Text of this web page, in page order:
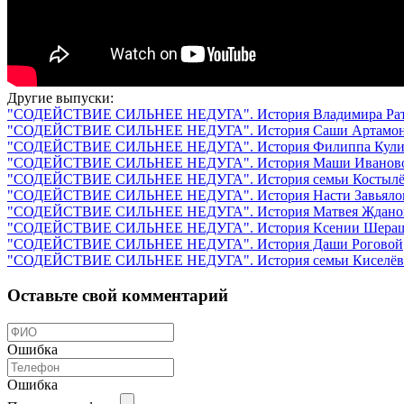
Другие выпуски:
"СОДЕЙСТВИЕ СИЛЬНЕЕ НЕДУГА". История Владимира
"СОДЕЙСТВИЕ СИЛЬНЕЕ НЕДУГА". История Саши
"СОДЕЙСТВИЕ СИЛЬНЕЕ НЕДУГА". История Филиппа
"СОДЕЙСТВИЕ СИЛЬНЕЕ НЕДУГА". История Маши
"СОДЕЙСТВИЕ СИЛЬНЕЕ НЕДУГА". История семьи
"СОДЕЙСТВИЕ СИЛЬНЕЕ НЕДУГА". История Насти
"СОДЕЙСТВИЕ СИЛЬНЕЕ НЕДУГА". История Матвея
"СОДЕЙСТВИЕ СИЛЬНЕЕ НЕДУГА". История Ксении
"СОДЕЙСТВИЕ СИЛЬНЕЕ НЕДУГА". История Даши Роговой
"СОДЕЙСТВИЕ СИЛЬНЕЕ НЕДУГА". История семьи
Оставьте свой комментарий
Ошибка
Ошибка